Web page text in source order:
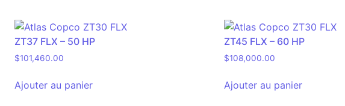
ZT37 FLX – 50 HP
$101,460.00
Ajouter au panier
ZT45 FLX – 60 HP
$108,000.00
Ajouter au panier